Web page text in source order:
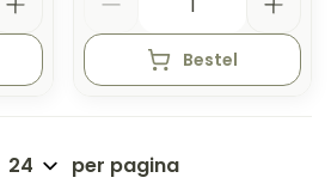
Bestel
per pagina